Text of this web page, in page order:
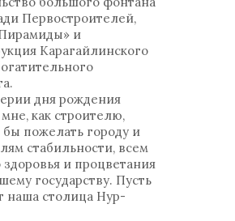
Первостроителей,
и
Карагайлинского
дня рождения
как строителю,
бы пожелать городу и
стабильности, всем
здоровья и процветания
государству. Пусть
наша столица Нур-